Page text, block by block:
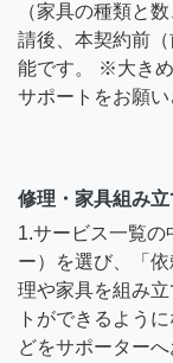
（家具の種類と
請後、本契約前
能です。 ※大き
サポートをお願い
修理・家具組み
1.サービス一覧の
ー）を選び、「
理や家具を組み
トができるよう
どをサポーター